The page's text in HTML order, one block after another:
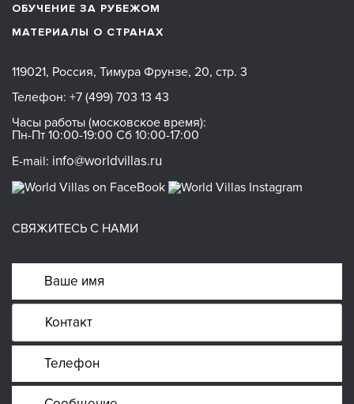
ОБУЧЕНИЕ ЗА РУБЕЖОМ
МАТЕРИАЛЫ О СТРАНАХ
119021, Россия, Тимура Фрунзе, 20, стр. 3
Телефон: +7 (499) 703 13 43
Часы работы (московское время):
Пн-Пт 10:00-19:00 Сб 10:00-17:00
E-mail: info@worldvillas.ru
СВЯЖИТЕСЬ С НАМИ